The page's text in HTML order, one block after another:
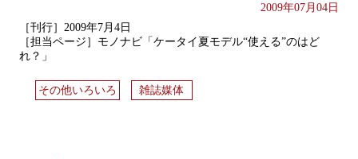
2009年07月04日
［刊行］2009年7月4日
［担当ページ］モノナビ「ケータイ夏モデル“使える”のはど
れ？」
その他いろいろ 雑誌媒体